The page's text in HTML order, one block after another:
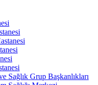
Sağlık Grup Başkanlıkları